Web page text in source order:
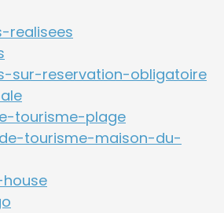
realisees
sur-reservation-obligatoire
tourisme-plage
tourisme-maison-du-